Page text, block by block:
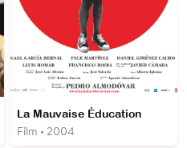
La Mauvaise Éducation
Film • 2004